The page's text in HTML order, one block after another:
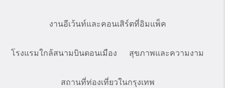
งานอีเว้นท์และคอนเสิร์ตที่อิมแพ็ค
โรงแรมใกล้สนามบินดอนเมือง สุขภาพและความงาม
สถานที่ท่องเที่ยวในกรุงเทพ